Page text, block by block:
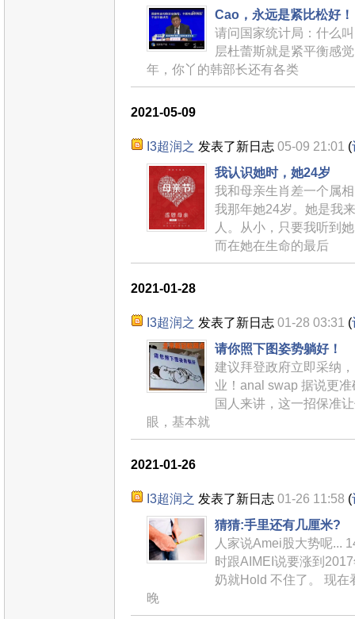
Cao，永远是紧比松好！
请问国家统计局：什么
层杜蕾斯就是紧平衡感
年，你丫的韩部长还有各类
2021-05-09
I3超润之 发表了新日志 05-09 21:01 (
我认识她时，她24岁
我和母亲生肖差一个属
我那年她24岁。她是我
人。从小，只要我听到
而在她在生命的最后
2021-01-28
I3超润之 发表了新日志 01-28 03:31 (
请你照下图姿势躺好！
建议拜登政府立即采纳
业！anal swap 据说更
国人来讲，这一招保准
眼，基本就
2021-01-26
I3超润之 发表了新日志 01-26 11:58 (
猜猜:手里还有几厘米?
人家说Amei股大势呢...
时跟AIMEI说要涨到
奶就Hold 不住了。 现
晚